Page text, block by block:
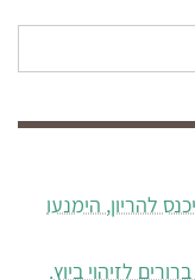
להריון, הימנעו